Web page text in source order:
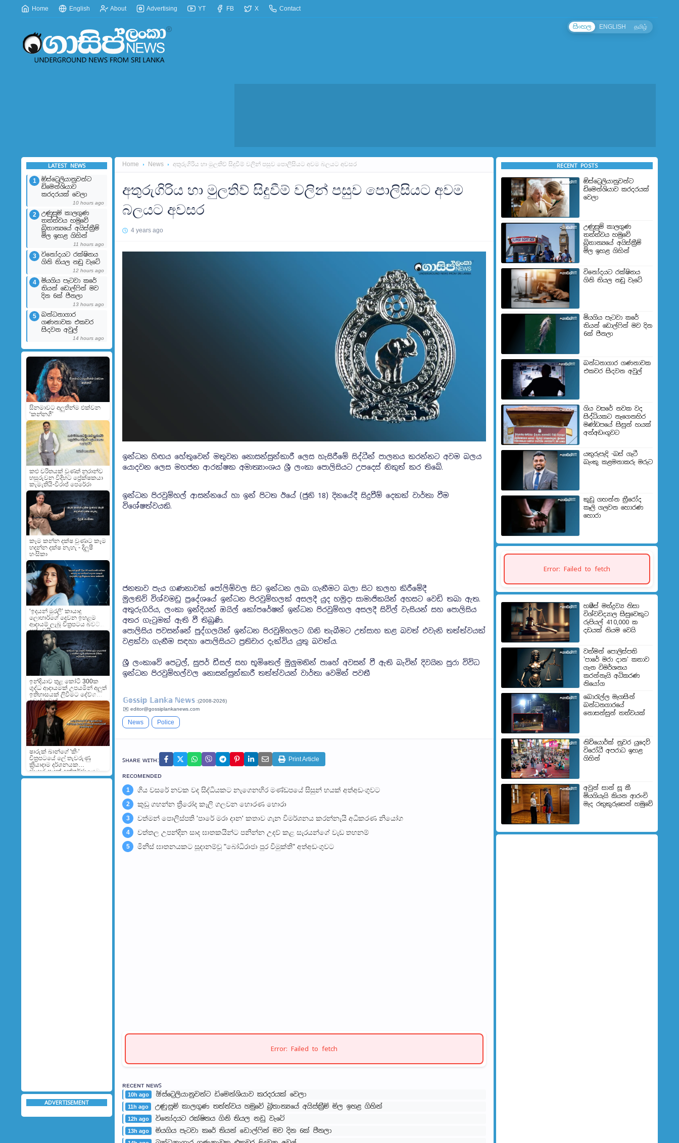
Home English About Advertising YT FB X Contact
සිංහල ENGLISH தமிழ்
LATEST NEWS
1
ඕස්ට්‍රෙලියානුවන්ට
ඩිමෙන්ශියාව
කරදරයක් වෙලා
10 hours ago
2
උණුසුම් කාලගුණ
තත්ත්වය හමුවේ
බ්‍රිතාන්‍යයේ අයිස්ක්‍රීම්
මිල ඉහළ ගිහින්
11 hours ago
3
විනෝදයට රක්ෂිතය
ගිනි තියල නඩු වැටේ
12 hours ago
4
මියගිය පැටවා කරේ
තියන් ඩොල්ෆින් මව
දින 6ක් පීනලා
13 hours ago
5
බන්ධනාගාර
ගණනාවක එකවර
සිදවන අවුල්
14 hours ago
සිනමාවට අලුතින්ම එක්වන
‘කන්නගී’
කළු චරිතයක් වුණත් නුරාන්ව
හසුරුවන විදිහට ප්‍රේක්ෂකයා
කැමැතියි-විරාජ් පෙරේරා
කෑම කන්න දක්ෂ වුණාට කෑම
හදන්න දක්ෂ නැහැ - දිලුෂී
හංසිකා
‘ඉදයන් මුරලි’ කායාදු
ලොහාර්ගේ දෙවන ඉහළම
ආදායම් ලැබූ චිත්‍රපටය බවට
පත්වෙයි
ඉන්දියාව තුළ කෝටි 300ක
ශුද්ධ ආදායමක් උපයමින් අලුත්
ඉතිහාසයක් ලිවීමට දේව්ගන්ට
අවස්ථාවක්
ෂාරුක් ඛාන්ගේ 'කිං'
චිත්‍රපටයේ ලේ තැවරුණු
ක්‍රියාදාම දර්ශනයක
ඡායාරූපයක් අන්තර්ජාලයට
ADVERTISEMENT
Home News අතුරුගිරිය හා මුලතිව් සිදුවීම් වලින් පසුව පොලිසියට අවම බලයට අවසර
අතුරුගිරිය හා මුලතිව් සිදුවීම් වලින් පසුව පොලිසියට අවම
බලයට අවසර
4 years ago
ඉන්ධන හිඟය හේතුවෙන් මතුවන නොසන්සුන්කාරී ලෙස හැසිරීමේ සිද්ධීන් පාලනය කරන්නට අවම බලය
යොදවන ලෙස මහජන ආරක්ෂක අමාත්‍යාංශය ශ්‍රී ලංකා පොලිසියට උපදෙස් නිකුත් කර තිබේ.
ඉන්ධන පිරවුම්හල් ආසන්නයේ හා ඉන් පිටත ඊයේ (ජුනි 18) දිනයේදී සිදුවීම් දෙකක් වාර්තා වීම
විශේෂත්වයකි.
ජනතාව පැය ගණනාවක් පෝලිම්වල සිට ඉන්ධන ලබා ගැනීමට බලා සිට කලහ කිරීමේදී
මුලතිව් විශ්වමඩු ප්‍රදේශයේ ඉන්ධන පිරවුම්හලක් අසලදී යුද හමුදා සාමාජිකයින් අහසට වෙඩි තබා ඇත.
අතුරුගිරිය, ලංකා ඉන්දියන් ඔයිල් කෝපරේෂන් ඉන්ධන පිරවුම්හල අසලදී සිවිල් වැසියන් සහ පොලිසිය
අතර ගැටුමක් ඇති වී තිබුණි.
පොලිසිය පවසන්නේ පුද්ගලයින් ඉන්ධන පිරවුම්හලට ගිනි තැබීමට උත්සාහ කළ බවත් එවැනි තත්ත්වයක්
වළක්වා ගැනීම සඳහා පොලිසියට ප්‍රතිචාර දැක්විය යුතු බවත්ය.
ශ්‍රී ලංකාවේ පෙට්‍රල්, සුපර් ඩීසල් සහ භූමිතෙල් මුලුමනින් පාහේ අවසන් වී ඇති බැවින් දිවයින පුරා විවිධ
ඉන්ධන පිරවුම්හල්වල නොසන්සුන්කාරී තත්ත්වයන් වාර්තා වෙමින් පවතී
𝔾𝕠𝕤𝕤𝕚𝕡 𝕃𝕒𝕟𝕜𝕒 ℕ𝕖𝕨𝕤 :(2008-2026)
✉️ editor@gossiplankanews.com
News Police
ꜱʜᴀʀᴇ ᴡɪᴛʜ: Print Article
ʀᴇᴄᴏᴍᴇɴᴅᴇᴅ
1 ගිය වසරේ නවක වද සිද්ධියකට නැගෙනහිර මණ්ඩපයේ සිසුන් හයක් අත්අඩංගුවට
2 කුඩු ගහන්න ත්‍රීරෝද කෑලි ගලවන හොරණ හොරා
3 වත්මන් පොලිස්පති 'පාරේ මරා දාන' කතාව ගැන විමර්ශනය කරන්නැයි අධිකරණ නියෝග
4 වත්තල උපන්දින සාද ඝාතකයින්ට පනින්න උදව් කළ සැරයන්ගේ වැඩ තහනම්
5 මිනිස් ඝාතනයකට සූදානම්වූ "බෝධිරාජා පුර විමුක්ති" අත්අඩංගුවට
Error: Failed to fetch
ʀᴇᴄᴇɴᴛ ɴᴇᴡꜱ
10h ago ඕස්ට්‍රෙලියානුවන්ට ඩිමෙන්ශියාව කරදරයක් වෙලා
11h ago උණුසුම් කාලගුණ තත්ත්වය හමුවේ බ්‍රිතාන්‍යයේ අයිස්ක්‍රීම් මිල ඉහළ ගිහින්
12h ago විනෝදයට රක්ෂිතය ගිනි තියල නඩු වැටේ
13h ago මියගිය පැටවා කරේ තියන් ඩොල්ෆින් මව දින 6ක් පීනලා
RECENT POSTS
ඕස්ට්‍රෙලියානුවන්ට
ඩිමෙන්ශියාව කරදරයක්
වෙලා
උණුසුම් කාලගුණ
තත්ත්වය හමුවේ
බ්‍රිතාන්‍යයේ අයිස්ක්‍රීම්
මිල ඉහළ ගිහින්
විනෝදයට රක්ෂිතය
ගිනි තියල නඩු වැටේ
මියගිය පැටවා කරේ
තියන් ඩොල්ෆින් මව දින
6ක් පීනලා
බන්ධනාගාර ගණනාවක
එකවර සිදවන අවුල්
ගිය වසරේ නවක වද
සිද්ධියකට නැගෙනහිර
මණ්ඩපයේ සිසුන් හයක්
අත්අඩංගුවට
යතුරුපැදි -බස් ගැටී
බැංකු කළමනාකරු මරුට
කුඩු ගහන්න ත්‍රීරෝද
කෑලි ගලවන හොරණ
හොරා
Error: Failed to fetch
හෂීස් මත්ද්‍රව්‍ය නිසා
විශ්වවිද්‍යාල සිසුවෙකුට
රුපියල් 410,000 ක
දඩයක් නියම වෙයි
වත්මන් පොලිස්පති
'පාරේ මරා දාන' කතාව
ගැන විමර්ශනය
කරන්නැයි අධිකරණ
නියෝග
බොරැල්ල මැගසින්
බන්ධනගාරයේ
නොසන්සුන් තත්වයක්
නිව්යොර්ක් නුවර යුදෙව්
විරෝධී අපරාධ ඉහළ
ගිහින්
අවුන් සාන් සූ කී
මියගියැයි කියන ආරංචි
මැද රතුකුරුසෙන් හමුවේ